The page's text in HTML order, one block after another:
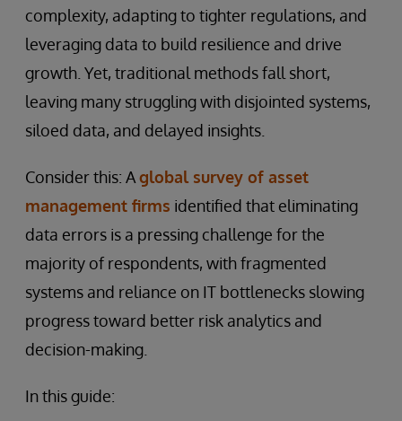
complexity, adapting to tighter regulations, and
leveraging data to build resilience and drive
growth. Yet, traditional methods fall short,
leaving many struggling with disjointed systems,
siloed data, and delayed insights.
Consider this: Aglobal survey of asset
management firms identified that eliminating
data errors is a pressing challenge for the
majority of respondents, with fragmented
systems and reliance on IT bottlenecks slowing
progress toward better risk analytics and
decision-making.
In this guide: